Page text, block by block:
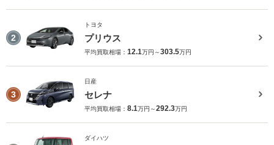
2
トヨタ
プリウス
平均買取相場： 12.1万円～303.5万円
3
日産
セレナ
平均買取相場： 8.1万円～292.3万円
ダイハツ